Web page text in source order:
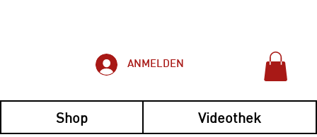
ANMELDEN
Shop Videothek